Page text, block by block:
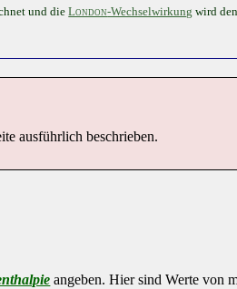
und dieLondon-Wechselwirkung wird den
ausführlich beschrieben.
angeben. Hier sind Werte von